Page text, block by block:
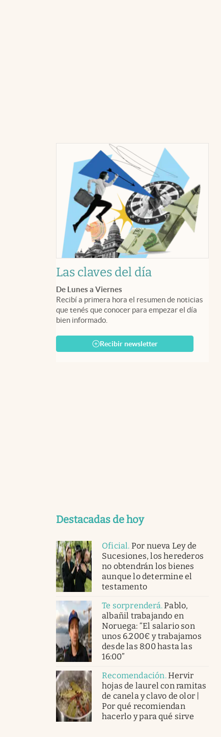
Las claves del día
De Lunes a Viernes
Recibí a primera hora el resumen de noticias
que tenés que conocer para empezar el día
bien informado.
Recibir newsletter
Destacadas de hoy
Oficial. Por nueva Ley de
Sucesiones, los herederos
no obtendrán los bienes
aunque lo determine el
testamento
Te sorprenderá.Pablo,
albañil trabajando en
Noruega: “El salario son
unos 6.200€ y trabajamos
desde las 8:00 hasta las
16:00”
Recomendación.Hervir
hojas de laurel con ramitas
de canela y clavo de olor |
Por qué recomiendan
hacerlo y para qué sirve